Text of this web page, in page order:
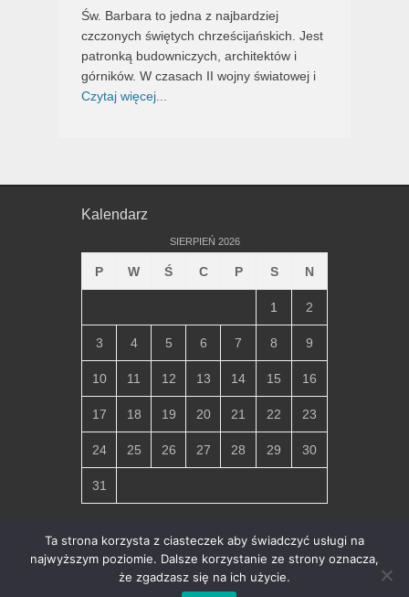
Św. Barbara to jedna z najbardziej
czczonych świętych chrześcijańskich. Jest
patronką budowniczych, architektów i
górników. W czasach II wojny światowej i
Czytaj więcej...
Kalendarz
SIERPIEŃ 2026
P W Ś C P S N
1 2
3 4 5 6 7 8 9
10 11 12 13 14 15 16
17 18 19 20 21 22 23
24 25 26 27 28 29 30
31
« lip
Copyright © 2026Parafia Miłosierdzia Bożego w Chłapowie
Ta strona korzysta z ciasteczek aby świadczyć usługi na
najwyższym poziomie. Dalsze korzystanie ze strony oznacza,
że zgadzasz się na ich użycie.